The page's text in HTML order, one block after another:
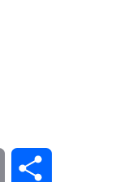
Email